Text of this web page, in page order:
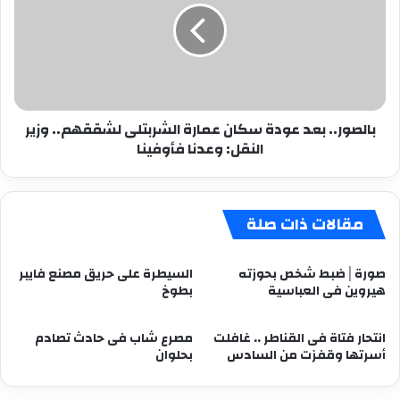
النقل:
وعدنا
بالصور.. بعد عودة سكان عمارة الشربتلى لشققهم.. وزير
النقل: وعدنا فأوفينا
مقالات ذات صلة
صورة│ضبط شخص بحوزته
هيروين فى العباسية
السيطرة على حريق مصنع فايبر
بطوخ
انتحار فتاة فى القناطر .. غافلت
أسرتها وقفزت من السادس
مصرع شاب فى حادث تصادم
بحلوان